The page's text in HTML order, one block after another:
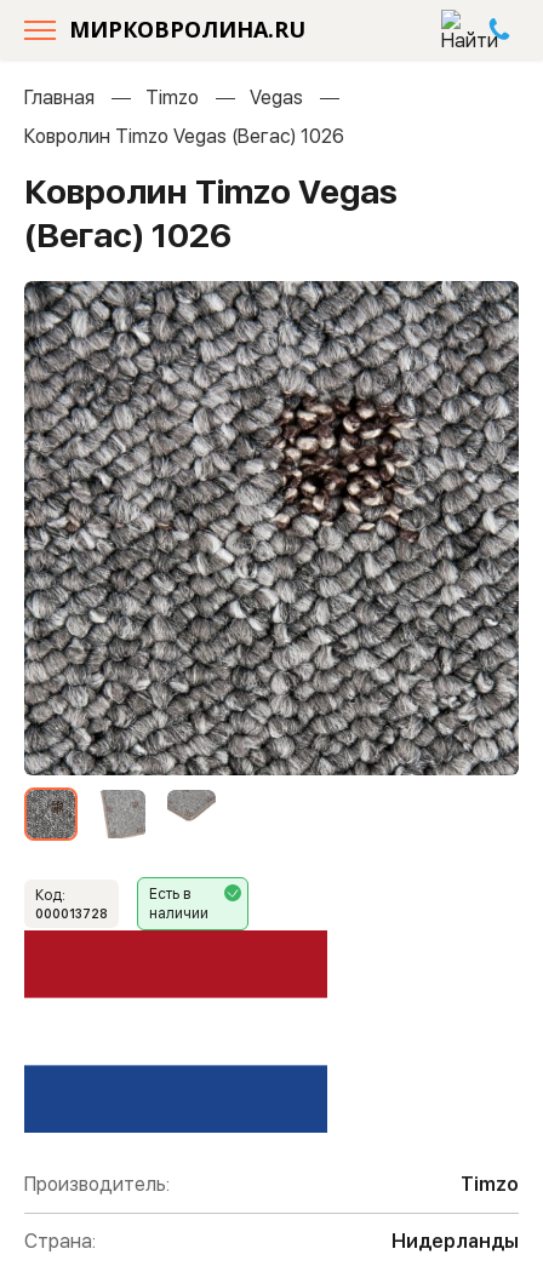
МИРКОВРОЛИНА.RU
Главная Timzo
Vegas
Ковролин Timzo Vegas (Вегас) 1026
Ковролин Timzo Vegas
(Вегас) 1026
Код:
000013728
Есть в
наличии
Производитель: Timzo
Страна: Нидерланды